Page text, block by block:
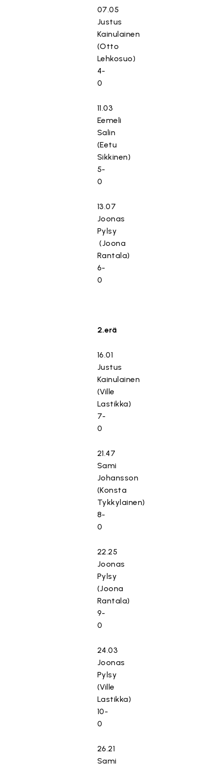
07.05
Justus
Kainulainen
(Otto
Lehkosuo)
4-
0
11.03
Eemeli
Salin
(Eetu
Sikkinen)
5-
0
13.07
Joonas
Pylsy
(Joona
Rantala)
6-
0
2.erä
16.01
Justus
Kainulainen
(Ville
Lastikka)
7-
0
21.47
Sami
Johansson
(Konsta
Tykkylainen)
8-
0
22.25
Joonas
Pylsy
(Joona
Rantala)
9-
0
24.03
Joonas
Pylsy
(Ville
Lastikka)
10-
0
26.21
Sami